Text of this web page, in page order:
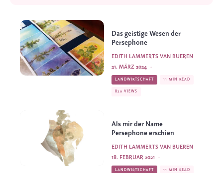
Das geistige Wesen der
Persephone
EDITH LAMMERTS VAN BUEREN
·
21. MÄRZ 2024
LANDWIRTSCHAFT 11 MIN READ
820 VIEWS
Als mir der Name
Persephone erschien
EDITH LAMMERTS VAN BUEREN
·
18. FEBRUAR 2021
LANDWIRTSCHAFT 11 MIN READ